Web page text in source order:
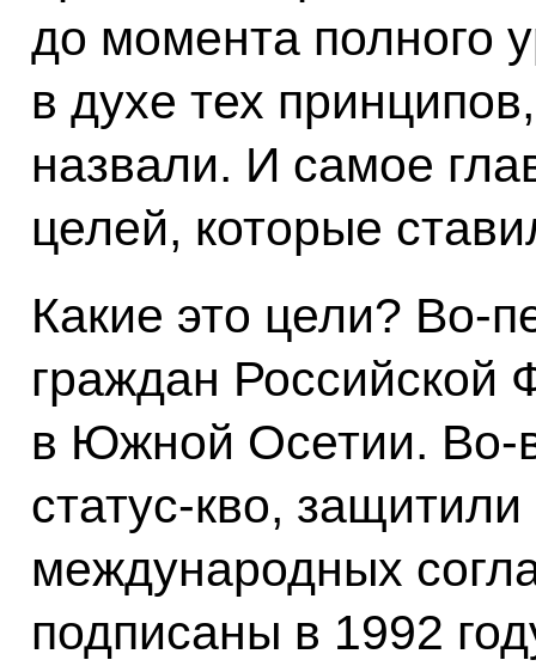
до момента полного
в духе тех
назвали. И самое
целей, которые
Какие это цели?
граждан
в Южной Осетии.
статус-кво,
международных
подписаны в 1992